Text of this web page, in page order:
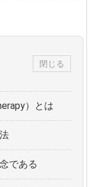
閉じる
）とは
である